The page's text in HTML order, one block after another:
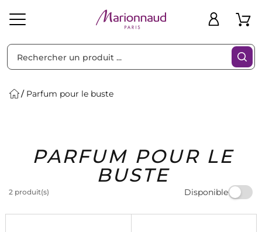
Solaire Homme Marques Idées
Cadeaux
Bons
Plans
Parfum pour le buste
PARFUM POUR LE
BUSTE
2 produit(s) Disponible
Filtres